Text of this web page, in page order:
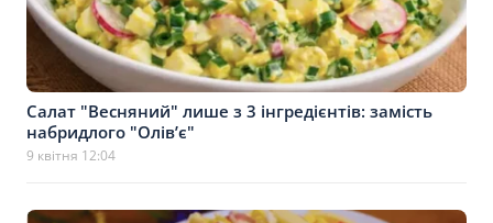
Салат "Весняний" лише з 3 інгредієнтів: замість
набридлого "Олівʼє"
9 квітня 12:04